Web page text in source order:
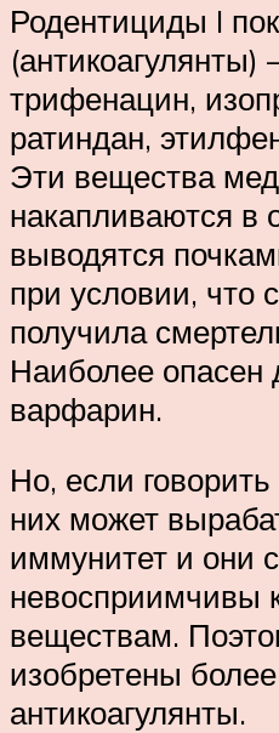
Родентициды I
(антикоагулянты)
трифенацин,
ратиндан,
Эти вещества
накапливаются в
выводятся
при условии, что
получила
Наиболее опасен
варфарин.
Но, если
них может
иммунитет и они
невосприимчивы
веществам.
изобретены
антикоагулянты.